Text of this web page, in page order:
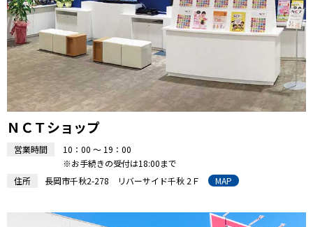
ＮＣＴショップ
営業時間
10：00 ～ 19：00
※お手続きの受付は18:00まで
住所
長岡市千秋2-278 リバーサイド千秋 2Ｆ MAP